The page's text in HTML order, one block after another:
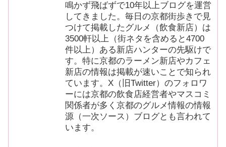
鳴かず飛ばずで10年以上ブログを運営
してきました。毎日の京都街歩きで見
つけて掲載したグルメ（飲食新店）は
3500軒以上（街ネタを含めると4700
件以上）ある新店ハンターの先駆けで
す。特に京都のラーメン新店やカフェ
新店の情報は掲載が速いことで知られ
ています。X（旧Twitter）のフォロワ
ーには京都の飲食店経営者やマスコミ
関係者が多く京都のグルメ情報の情報
源（一次ソース）ブログとも言われて
います。